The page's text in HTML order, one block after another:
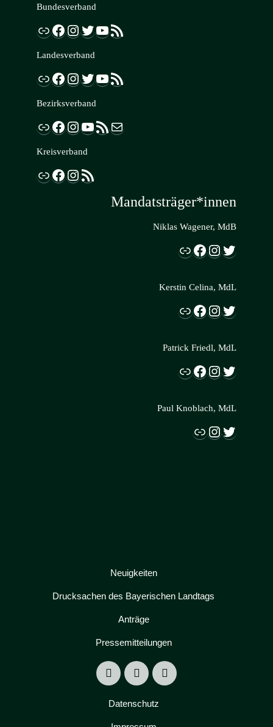
Bundesverband
Link Facebook InstagramTwitter YouTube RSS-Feed
Landesverband
Link Facebook InstagramTwitter YouTube RSS-Feed
Bezirksverband
Link Facebook InstagramYouTube RSS-Feed E-Mail
Kreisverband
Link Facebook InstagramRSS-Feed
Mandatsträger*innen
Niklas Wagener, MdB
Link Facebook InstagramTwitter
Kerstin Celina, MdL
Link Facebook InstagramTwitter
Patrick Friedl, MdL
Link Facebook InstagramTwitter
Paul Knoblach, MdL
Link InstagramTwitter
Neuigkeiten
Drucksachen des Bayerischen Landtags
Anträge
Pressemitteilungen
Datenschutz